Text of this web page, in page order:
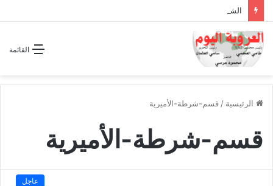
القائمة
الرئيسية / قسم-شرطة-الأميرية
قسم-شرطة-الأميرية
عاجل